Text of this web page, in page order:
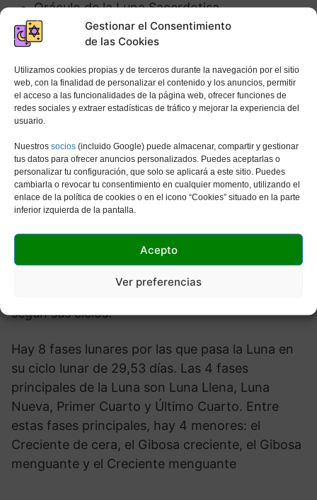
Gestionar el Consentimiento
de las Cookies
Utilizamos cookies propias y de terceros durante la navegación por el sitio
web, con la finalidad de personalizar el contenido y los anuncios, permitir
el acceso a las funcionalidades de la página web, ofrecer funciones de
redes sociales y extraer estadísticas de tráfico y mejorar la experiencia del
usuario.
Nuestros socios (incluido Google) puede almacenar, compartir y gestionar
tus datos para ofrecer anuncios personalizados. Puedes aceptarlas o
personalizar tu configuración, que solo se aplicará a este sitio. Puedes
cambiarla o revocar tu consentimiento en cualquier momento, utilizando el
enlace de la política de cookies o en el icono “Cookies” situado en la parte
inferior izquierda de la pantalla.
Acepto
Ver preferencias
Oráculo de la Luna Sacerdotisa
Tarot del Jardín Lunar
Ciclo Lunar – Conoce el
poder de la Luna
La Luna ha cautivado durante mucho tiempo la
atención y la imaginación humanas. En la
antigüedad, los humanos observaron cómolas
mareas y las estaciones de crecimiento se
relacionaban con los ciclos de la luna. Los
humanos primitivos asignaron deidades y
poderes a la luna, inventaron mitos y leyendas
según sus ciclos.
Hay 8 fases lunares por las que pasa la Luna en
su ciclo lunar de 29,53 días. Las 4 fases
principales de la Luna son Luna Llena, Luna
Nueva, Primer Cuarto y Último Cuarto. Entre
estas fases principales, hay 4 menores: el
Creciente de cera, el Gibosa creciente, el Gibosa
menguante y el Creciente menguante